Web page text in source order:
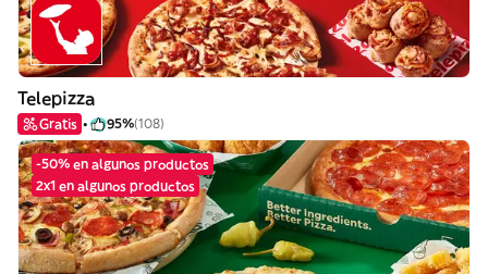
Telepizza
Gratis 95%(108)
-50% en algunos productos
2x1 en algunos productos